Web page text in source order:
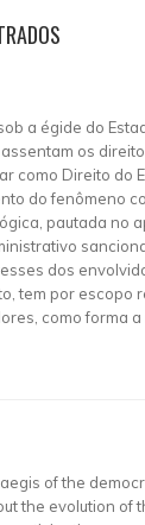
a égide do
os
como Direito do
do fenômeno
pautada no
dos
tem por escopo
como forma
of the
the evolution